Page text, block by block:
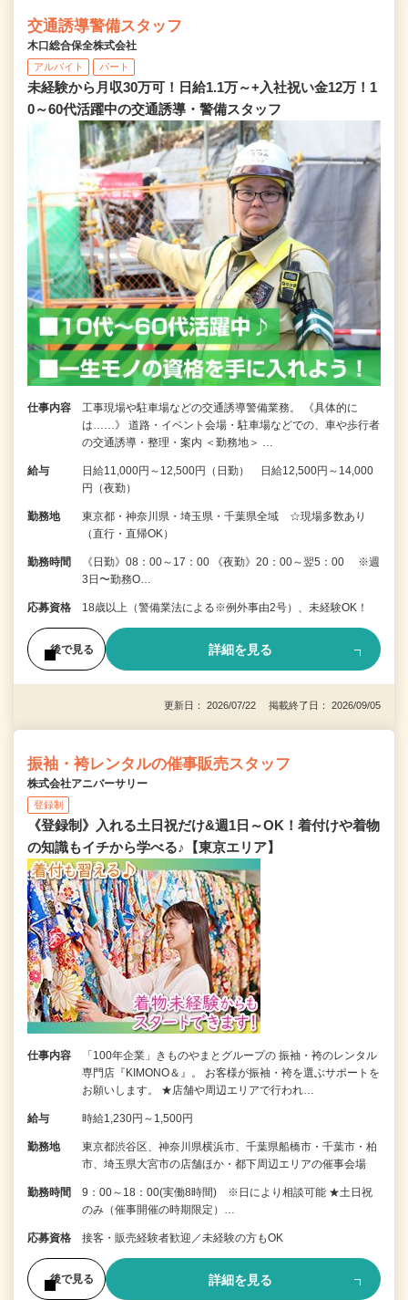
交通誘導警備スタッフ
木口総合保全株式会社
アルバイト パート
未経験から月収30万可！日給1.1万～+入社祝い金12万！1
0～60代活躍中の交通誘導・警備スタッフ
仕事内容
工事現場や駐車場などの交通誘導警備業務。 《具体的に
は……》 道路・イベント会場・駐車場などでの、車や歩行者
の交通誘導・整理・案内 ＜勤務地＞ …
給与
日給11,000円～12,500円（日勤） 日給12,500円～14,000
円（夜勤）
勤務地
東京都・神奈川県・埼玉県・千葉県全域 ☆現場多数あり
（直行・直帰OK）
勤務時間
《日勤》08：00～17：00 《夜勤》20：00～翌5：00 ※週
3日〜勤務O…
応募資格 18歳以上（警備業法による※例外事由2号）、未経験OK！
後で見る 詳細を見る
更新日： 2026/07/22 掲載終了日： 2026/09/05
振袖・袴レンタルの催事販売スタッフ
株式会社アニバーサリー
登録制
《登録制》入れる土日祝だけ&週1日～OK！着付けや着物
の知識もイチから学べる♪【東京エリア】
仕事内容
「100年企業」きものやまとグループの 振袖・袴のレンタル
専門店『KIMONO＆』。 お客様が振袖・袴を選ぶサポートを
お願いします。 ★店舗や周辺エリアで行われ…
給与 時給1,230円～1,500円
勤務地
東京都渋谷区、神奈川県横浜市、千葉県船橋市・千葉市・柏
市、埼玉県大宮市の店舗ほか・都下周辺エリアの催事会場
勤務時間
9：00～18：00(実働8時間) ※日により相談可能 ★土日祝
のみ（催事開催の時期限定）…
応募資格 接客・販売経験者歓迎／未経験の方もOK
後で見る 詳細を見る